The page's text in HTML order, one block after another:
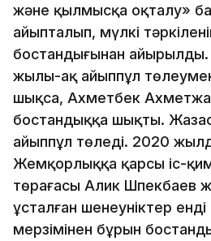
және қылмысқа оқталу»
айыпталып, мүлкі
бостандығынан айырылды.
жылы-ақ айыппұл
шықса, Ахметбек
бостандыққа шықты.
айыппұл төледі. 2020
Жемқорлыққа қарсы іс-
төрағасы Алик Шпекбаев
ұсталған шенеуніктер
мерзімінен бұрын